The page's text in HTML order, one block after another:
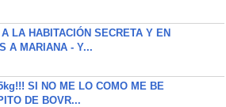
LA HABITACIÓN SECRETA Y EN
A MARIANA - Y...
SI NO ME LO COMO ME BE
DE BOVR...